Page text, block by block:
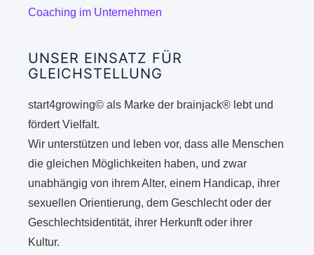
Coaching im Unternehmen
UNSER EINSATZ FÜR
GLEICHSTELLUNG
start4growing© als Marke der brainjack® lebt und
fördert Vielfalt.
Wir unterstützen und leben vor, dass alle Menschen
die gleichen Möglichkeiten haben, und zwar
unabhängig von ihrem Alter, einem Handicap, ihrer
sexuellen Orientierung, dem Geschlecht oder der
Geschlechtsidentität, ihrer Herkunft oder ihrer
Kultur.